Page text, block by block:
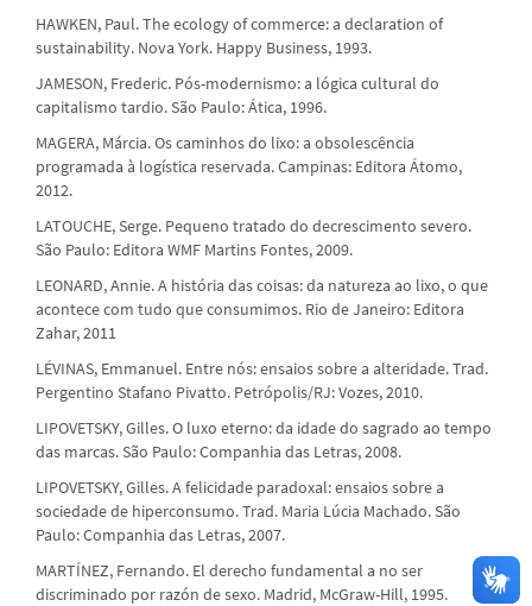
HAWKEN, Paul. The ecology of commerce: a declaration of
sustainability. Nova York. Happy Business, 1993.
JAMESON, Frederic. Pós-modernismo: a lógica cultural do
capitalismo tardio. São Paulo: Ática, 1996.
MAGERA, Márcia. Os caminhos do lixo: a obsolescência
programada à logística reservada. Campinas: Editora Átomo,
2012.
LATOUCHE, Serge. Pequeno tratado do decrescimento severo.
São Paulo: Editora WMF Martins Fontes, 2009.
LEONARD, Annie. A história das coisas: da natureza ao lixo, o que
acontece com tudo que consumimos. Rio de Janeiro: Editora
Zahar, 2011
LÉVINAS, Emmanuel. Entre nós: ensaios sobre a alteridade. Trad.
Pergentino Stafano Pivatto. Petrópolis/RJ: Vozes, 2010.
LIPOVETSKY, Gilles. O luxo eterno: da idade do sagrado ao tempo
das marcas. São Paulo: Companhia das Letras, 2008.
LIPOVETSKY, Gilles. A felicidade paradoxal: ensaios sobre a
sociedade de hiperconsumo. Trad. Maria Lúcia Machado. São
Paulo: Companhia das Letras, 2007.
MARTÍNEZ, Fernando. El derecho fundamental a no ser
discriminado por razón de sexo. Madrid, McGraw-Hill, 1995.